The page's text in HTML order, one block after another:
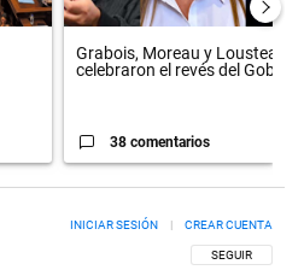
Grabois, Moreau y Lousteau
celebraron el revés del Gobi...
38 comentarios
SIGA ESTA
SEGUIR
INICIAR SESIÓN CREAR CUENTA